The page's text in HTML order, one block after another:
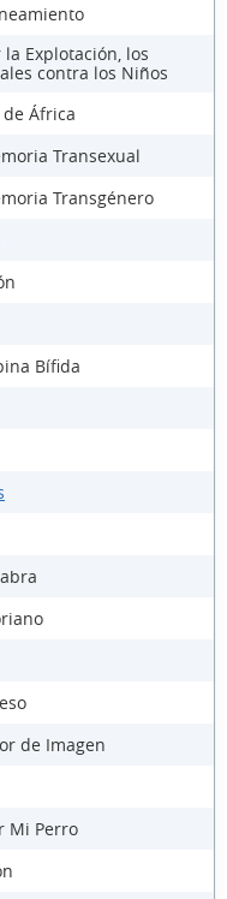
Explotación, los
contra los Niños
África
Transexual
Transgénero
Bífida
de Imagen
Mi Perro